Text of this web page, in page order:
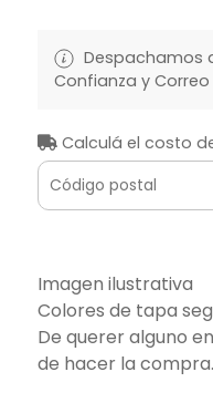
Despachamos
Confianza y
Calculá el costo
Imagen ilustrativa
Colores de tapa
De querer alguno
de hacer la compra.